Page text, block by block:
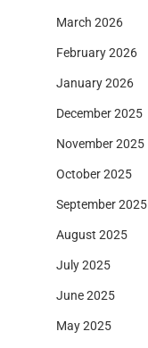
March 2026
February 2026
January 2026
December 2025
November 2025
October 2025
September 2025
August 2025
July 2025
June 2025
May 2025